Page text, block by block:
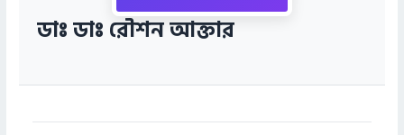
ডাঃ ডাঃ রৌশন আক্তার